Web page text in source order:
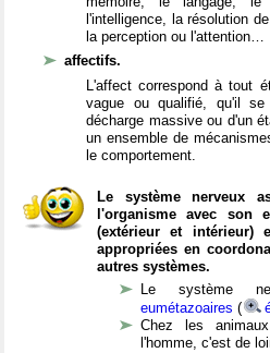
l'intelligence, la résolution
la perception ou l'attention…
affectifs.
L'affect correspond à tout
vague ou qualifié, qu'il
décharge massive ou d'un
un ensemble de
le comportement.
Le système nerveux
l'organisme avec son
(extérieur et intérieur)
appropriées en
autres systèmes.
Le système
eumétazoaires (
Chez les
l'homme, c'est de